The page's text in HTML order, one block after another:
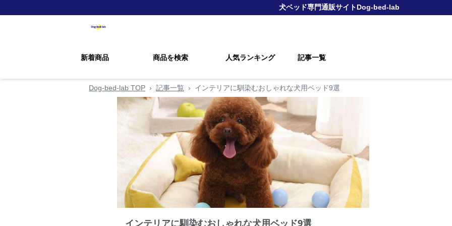
犬ベッド専門通販サイトDog-bed-lab
新着商品 商品を検索 人気ランキング 記事一覧
Dog-bed-lab TOP › 記事一覧 › インテリアに馴染むおしゃれな犬用ベッド9選
インテリアに馴染むおしゃれな犬用ベッド9選